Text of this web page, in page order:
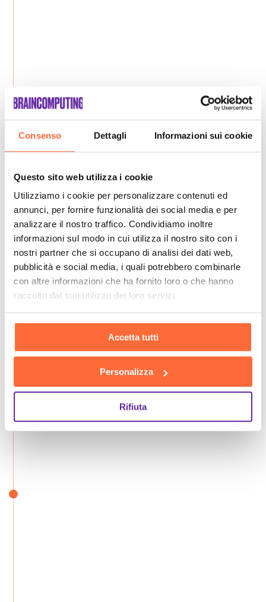
Consenso Dettagli Informazioni sui cookie
Questo sito web utilizza i cookie
Utilizziamo i cookie per personalizzare contenuti ed
annunci, per fornire funzionalità dei social media e per
analizzare il nostro traffico. Condividiamo inoltre
informazioni sul modo in cui utilizza il nostro sito con i
nostri partner che si occupano di analisi dei dati web,
pubblicità e social media, i quali potrebbero combinarle
con altre informazioni che ha fornito loro o che hanno
raccolto dal suo utilizzo dei loro servizi.
Accetta tutti
Personalizza
Rifiuta